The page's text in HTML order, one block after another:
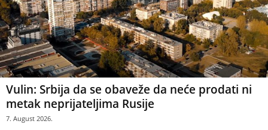
Vulin: Srbija da se obaveže da neće prodati ni
metak neprijateljima Rusije
7. August 2026.